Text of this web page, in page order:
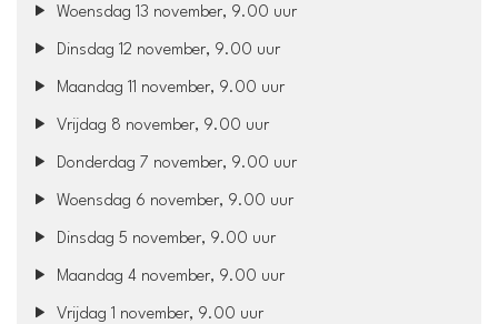
Woensdag 13 november, 9.00 uur
Dinsdag 12 november, 9.00 uur
Maandag 11 november, 9.00 uur
Vrijdag 8 november, 9.00 uur
Donderdag 7 november, 9.00 uur
Woensdag 6 november, 9.00 uur
Dinsdag 5 november, 9.00 uur
Maandag 4 november, 9.00 uur
Vrijdag 1 november, 9.00 uur